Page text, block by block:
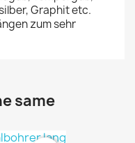
Graphit etc.
zum sehr
same